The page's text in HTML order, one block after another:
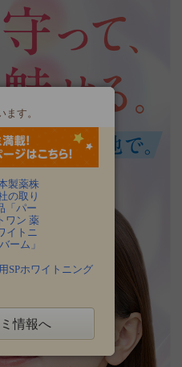
す。
SPホワイトニング
情報へ